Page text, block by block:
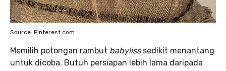
Source: Pinterest.com
Memilih potongan rambut babyliss sedikit menantang
untuk dicoba. Butuh persiapan lebih lama daripada